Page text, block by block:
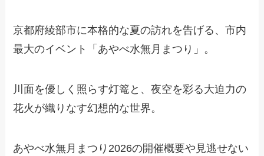
京都府綾部市に本格的な夏の訪れを告げる、市内
最大のイベント「あやべ水無月まつり」。
川面を優しく照らす灯篭と、夜空を彩る大迫力の
花火が織りなす幻想的な世界。
あやべ水無月まつり2026の開催概要や見逃せない